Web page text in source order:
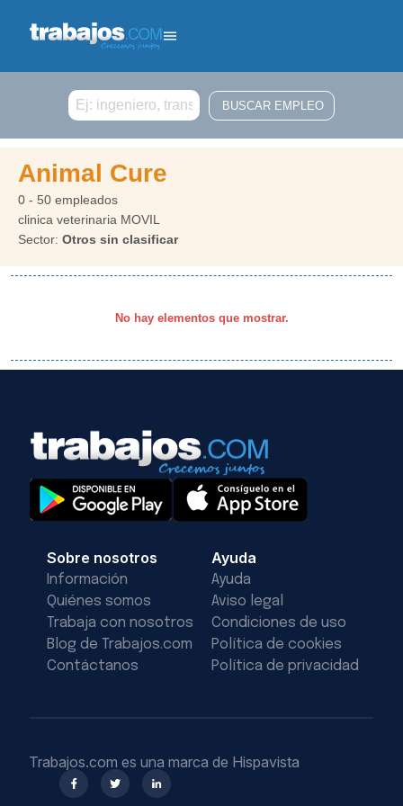
Buscar
Animal Cure
0 - 50 empleados
clinica veterinaria MOVIL
Sector: Otros sin clasificar
No hay elementos que mostrar.
Sobre nosotros
Información
Quiénes somos
Trabaja con nosotros
Blog de Trabajos.com
Contáctanos
Ayuda
Ayuda
Aviso legal
Condiciones de uso
Política de cookies
Política de privacidad
Trabajos.com es una marca de Hispavista